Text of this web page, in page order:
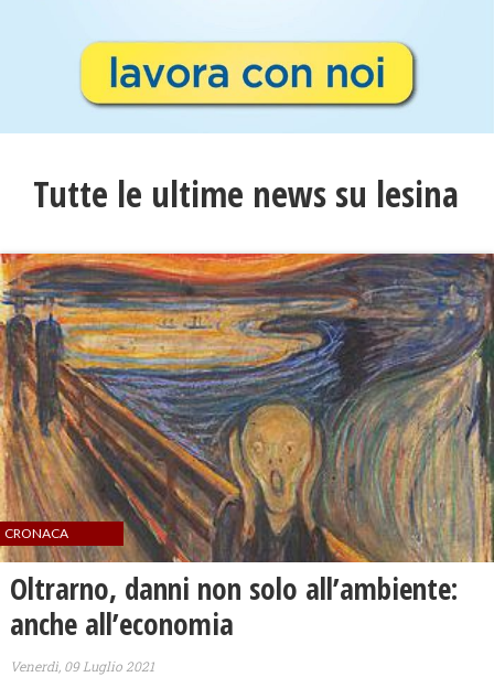
Tutte le ultime news su lesina
CRONACA
Oltrarno, danni non solo all’ambiente:
anche all’economia
Venerdì, 09 Luglio 2021